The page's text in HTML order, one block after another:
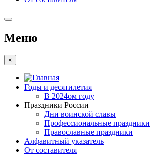
Меню
×
Годы и десятилетия
В 2024ом году
Праздники России
Дни воинской славы
Профессиональные праздники
Православные праздники
Алфавитный указатель
От составителя